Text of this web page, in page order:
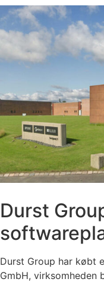
Durst
Durst Group har købt
GmbH, virksomheden